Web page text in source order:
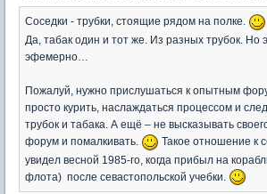
Соседки - трубки, стоящие рядом на полке.
Да, табак один и тот же. Из разных трубок. Но
эфемерно…
Пожалуй, нужно прислушаться к опытным
просто курить, наслаждаться процессом и
трубок и табака. А ещё – не высказывать
форум и помалкивать.
Такое отношение к
увидел весной 1985-го, когда прибыл на
флота) после севастопольской учебки.